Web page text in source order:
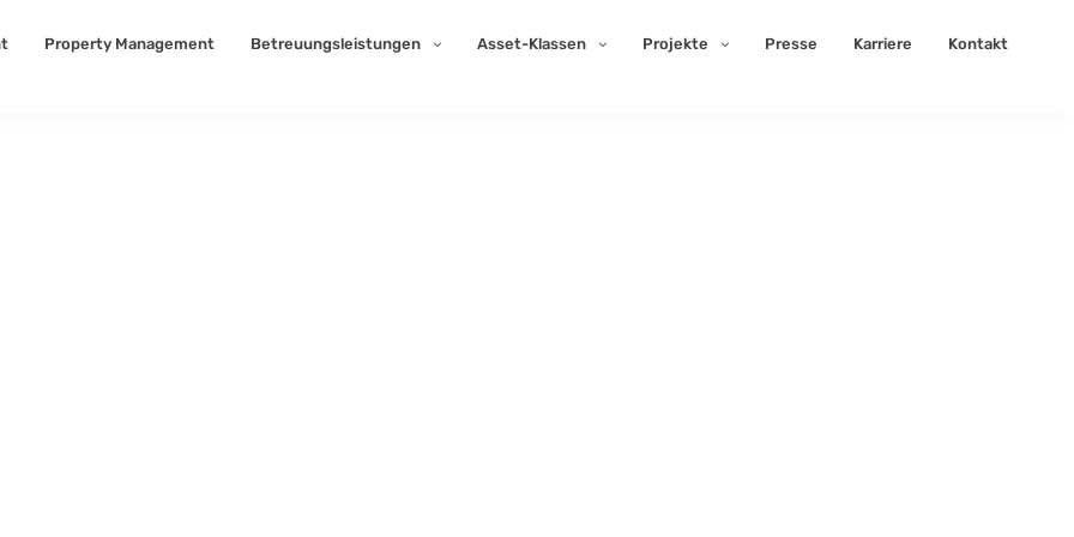
Property Management Betreuungsleistungen Asset-Klassen Projekte Presse Karriere Kontakt